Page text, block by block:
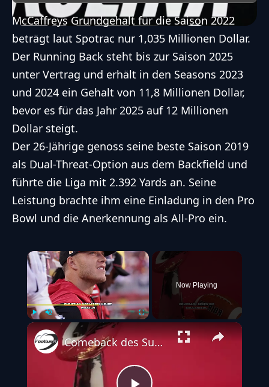
McCaffreys Grundgehalt für die Saison 2022
beträgt laut Spotrac nur 1,035 Millionen Dollar.
Der Running Back steht bis zur Saison 2025
unter Vertrag und erhält in den Seasons 2023
und 2024 ein Gehalt von 11,8 Millionen Dollar,
bevor es für das Jahr 2025 auf 12 Millionen
Dollar steigt.
Der 26-Jährige genoss seine beste Saison 2019
als Dual-Threat-Option aus dem Backfield und
führte die Liga mit 2.392 Yards an. Seine
Leistung brachte ihm eine Einladung in den Pro
Bowl und die Anerkennung als All-Pro ein.
×
Unmute
Now Playing
Comeback des Superstars: Christian McCaffrey vor Saisondebüt für die 49ers